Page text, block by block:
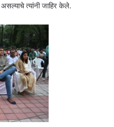
त्यांनी जाहिर केले.